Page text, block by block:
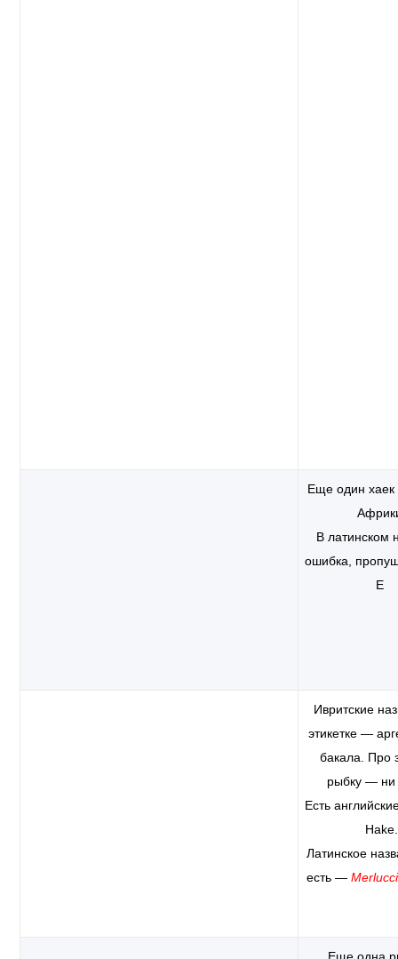
Еще один
В латинском
ошибка,
Е
Ивритские
этикетке —
бакала. Про
рыбку — ни
Есть
Hake.
Латинское
есть —